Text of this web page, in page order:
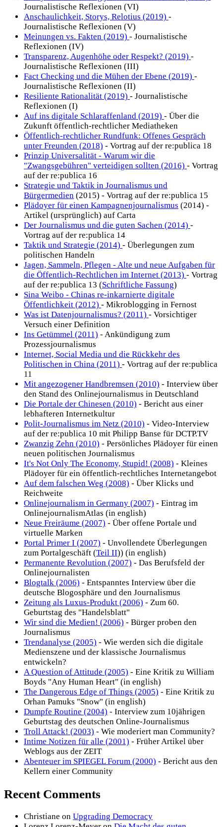
Journalistische Reflexionen (VI)
Anschaulichkeit, Storys, Relotius (2019) -
Journalistische Reflexionen (V)
Meinungen vs. Fakten (2019) - Journalistische
Reflexionen (IV)
Transparenz, Augenhöhe oder Respekt? (2019) -
Journalistische Reflexionen (III)
Fact Checking und die Mühen der Ebene (2019) -
Journalistische Reflexionen (II)
Resiliente Rationalität (2019) - Journalistische
Reflexionen (I)
Auf ins digitale Schlaraffenland (2019) - Über die
Zukunft öffentlich-rechtlicher Mediatheken
Öffentlich-rechtlicher Rundfunk: Offenes Gespräch
unter Freunden (2018) - Vortrag auf der re:publica 18
Prinzip Universalität - Warum wir die
"Zwangsgebühren" verteidigen sollten (2016) - Vortrag
auf der re:publica 16
Strategie und Taktik in Journalismus und
Bürgermedien (2015) - Vortrag auf der re:publica 15
Plädoyer für einen Kampagnenjournalismus (2014) -
Artikel (ursprünglich) auf Carta
Der Journalismus und die guten Sachen (2014) -
Vortrag auf der re:publica 14
Taktik und Strategie (2014) - Überlegungen zum
politischen Handeln
Jagen, Sammeln, Pflegen - Alte und neue Aufgaben für
die Öffentlich-Rechtlichen im Internet (2013) - Vortrag
auf der re:publica 13 (Schriftliche Fassung)
Sina Weibo - Chinas re-inkarnierte digitale
Öffentlichkeit (2012) - Mikroblogging in Fernost
Was ist Datenjournalismus? (2011) - Vorsichtiger
Versuch einer Definition
Ins Getümmel (2011) - Ankündigung zum
Prozessjournalismus
Internet, Social Media und die Rückkehr des
Politischen in China (2011) - Vortrag auf der re:publica
11
Mit angezogener Handbremsen (2010) - Interview über
den Stand des Onlinejournalismus in Deutschland
Die Portale der Chinesen (2010) - Bericht aus einer
lebhafteren Internetkultur
Polit-Journalismus im Netz (2010) - Video-Interview
auf der re:publica 10 mit Philipp Banse für DCTP.TV
Zwanzig Zehn (2010) - Persönliches Plädoyer für einen
neuen politischen Journalismus
It's Not Only The Economy, Stupid! (2008) - Kleines
Plädoyer für ein öffentlich-rechtliches Internetangebot
Auf dem falschen Weg (2008) - Über Klicks und
Reichweite
Onlinejournalism in Germany (2007) - Eintrag im
OnlinejournalismAtlas (in english)
Neue Freiräume (2007) - Über offene Portale und
virtuelle Marken
Portal Primer I (2007) - Unvollendete Überlegungen
zum Portalgeschäft (Teil II)) (in english)
Permanente Revolution (2007) - Das Berufsfeld der
Onlinejournalisten
Blogtalk (2006) - Entspanntes Interview über die
deutsche Blogosphäre und den Journalismus
Zeitung als Luxus-Produkt (2006) - Zum 60.
Geburtstag des "Handelsblatt"
Wir sind die Medien! (2006) - Bürger proben den
Journalismus
Trendanalyse (2005) - Wie werden sich die digitale
Medienszene und der klassische Journalismus
entwickeln?
A Question of Attitude (2005) - Eine Kritik zu William
Boyds "Any Human Heart" (in english)
The Dangerous Edge of Things (2005) - Eine Kritik zu
Orhan Pamuks "Snow" (in english)
Dumpfe Routine (2004) - Interview zum 10jährigen
Geburtstag des deutschen Online-Journalismus
Troll Attack! (2003) - Wie moderiert man Community?
Intime Notizen für alle (2001) - Früher Artikel über
Weblogs aus der ZEIT
Abenteuer im SPIEGEL Forum (2000) - Bericht aus den
Kellern einer Community
Recent Comments
Christiane on Upgrading Democracy